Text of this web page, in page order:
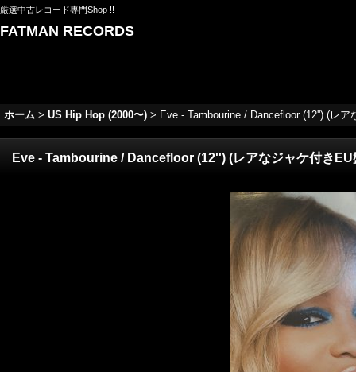
厳選中古レコード専門Shop !!
FATMAN RECORDS
ホーム > US Hip Hop (2000〜) > Eve - Tambourine / Dancefloor (12'') (レ
Eve - Tambourine / Dancefloor (12'') (レアなジャケ付きEU